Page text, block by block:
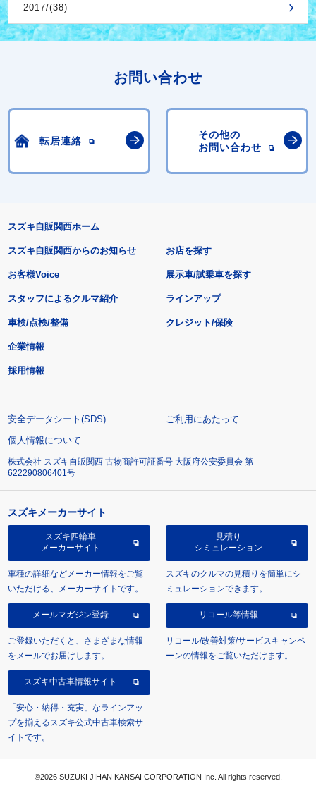
2017/(38)
お問い合わせ
転居連絡
その他の
お問い合わせ
スズキ自販関西ホーム
スズキ自販関西からのお知らせ
お客様Voice
スタッフによるクルマ紹介
お店を探す
展示車/試乗車を探す
ラインアップ
車検/点検/整備 クレジット/保険
企業情報
採用情報
安全データシート(SDS)
ご利用にあたって
個人情報について
株式会社 スズキ自販関西 古物商許可証番号 大阪府公安委員会 第
622290806401号
スズキメーカーサイト
スズキ四輪車
メーカーサイト
車種の詳細などメーカー情報をご覧
いただける、メーカーサイトです。
見積り
シミュレーション
スズキのクルマの見積りを簡単にシ
ミュレーションできます。
メールマガジン登録
ご登録いただくと、さまざまな情報
をメールでお届けします。
リコール等情報
リコール/改善対策/サービスキャンペ
ーンの情報をご覧いただけます。
スズキ中古車情報サイト
「安心・納得・充実」なラインアッ
プを揃えるスズキ公式中古車検索サ
イトです。
©2026 SUZUKI JIHAN KANSAI CORPORATION Inc. All rights reserved.